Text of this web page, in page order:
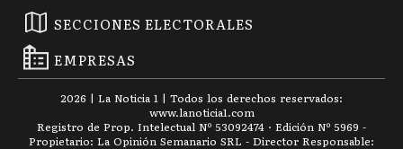
SECCIONES ELECTORALES
EMPRESAS
2026 | La Noticia 1 | Todos los derechos reservados:
www.lanoticia1.com
Registro de Prop. Intelectual Nº 53092474 · Edición Nº 5969 -
Propietario: La Opinión Semanario SRL - Director Responsable: